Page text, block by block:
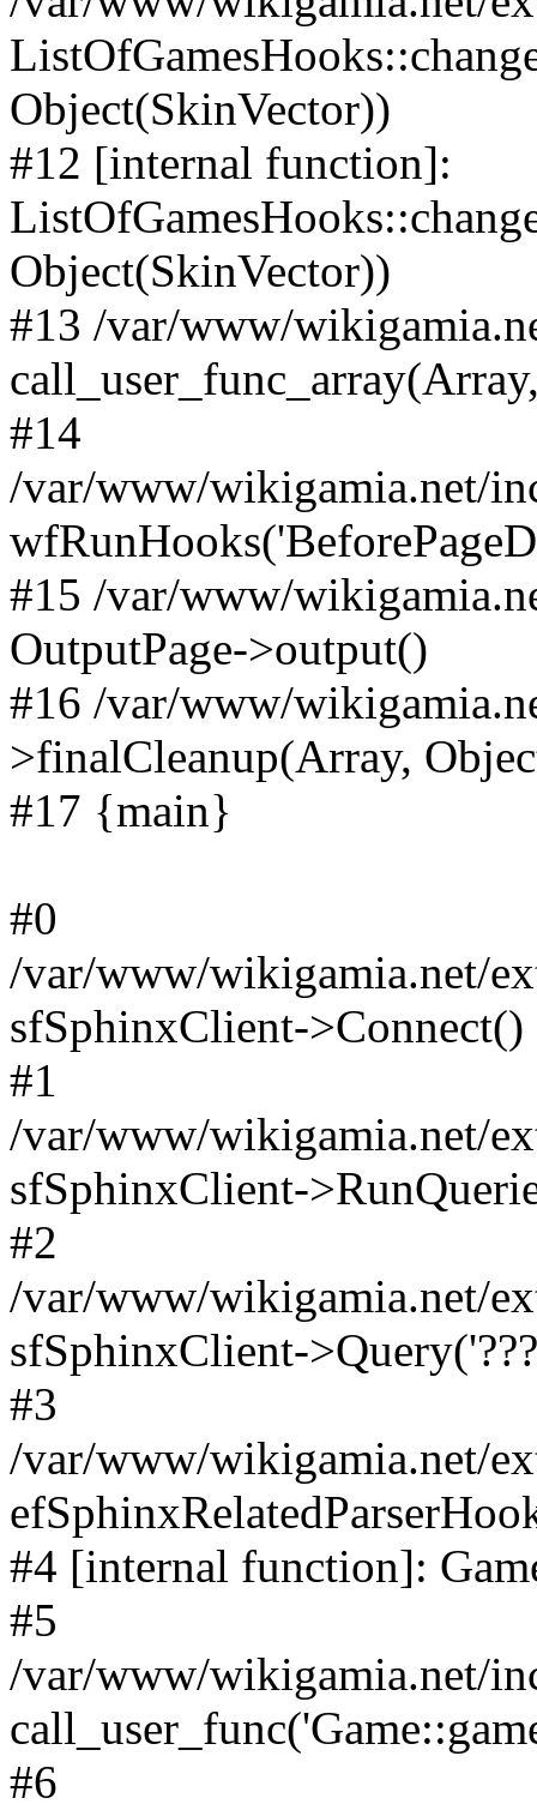
Object(SkinVector))
#12 [internal function]:
Object(SkinVector))
#13 /var/www/
#14
/var/www/wikigamia.net/
#15 /var/www/
OutputPage->output()
#16 /var/www/
>finalCleanup(Array,
#17 {main}
#0
/var/www/wikigamia.net/
sfSphinxClient->Connect()
#1
/var/www/wikigamia.net/
sfSphinxClient-
#2
/var/www/wikigamia.net/
sfSphinxClient-
#3
/var/www/wikigamia.net/
#4 [internal function]:
#5
/var/www/wikigamia.net/
#6